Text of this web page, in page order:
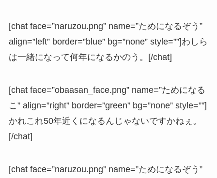
[chat face=”naruzou.png” name=”ためになるぞう”
align=”left” border=”blue” bg=”none” style=””]わしら
は一緒になって何年になるかのう。[/chat]
[chat face=”obaasan_face.png” name=”ためになる
こ” align=”right” border=”green” bg=”none” style=””]
かれこれ50年近くになるんじゃないですかねぇ。
[/chat]
[chat face=”naruzou.png” name=”ためになるぞう”